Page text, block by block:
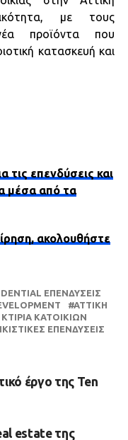
με τους
προϊόντα που
κατασκευή και
τις επενδύσεις και
μέσα από τα
ακολουθήστε
ΕΠΕΝΔΎΣΕΙΣ
ΑΤΤΙΚΗ
ΚΑΤΟΙΚΙΏΝ
ΕΠΕΝΔΎΣΕΙΣ
έργο της Ten
estate της